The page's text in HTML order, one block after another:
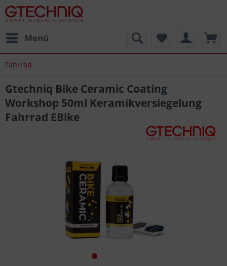
Menü
Fahrrad
Gtechniq Bike Ceramic Coating
Workshop 50ml Keramikversiegelung
Fahrrad EBike